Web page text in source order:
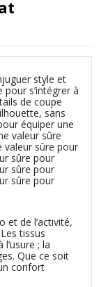
style et
s’intégrer à
de coupe
sans
équiper une
valeur sûre
valeur sûre pour
sûre pour
sûre pour
sûre pour
et de l’activité,
tissus
; la
Que ce soit
confort